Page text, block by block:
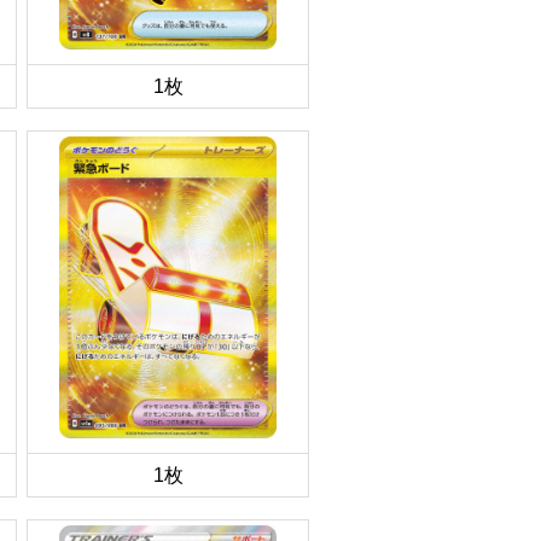
1枚
1枚